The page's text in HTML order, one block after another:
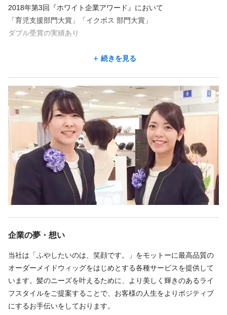
2018年第3回『ホワイト企業アワード』において
「育児支援部門大賞」「イクボス 部門大賞」
ダブル受賞の実績あり
●お客様としっかり向き合える環境です！
イルに
合わせたヘアアレンジまでウィッグでご提案。
ウィッグで笑顔をふやすお仕事です。
【感染症対策】
当社では出勤前の検温の徹底、
店舗には手指消毒液の完備、マスク着用での
接客など感染予防に取り組んでいます。
リモートによる研修制度も導入し、
安心してスキルアップしていける環境を
続きを見る
企業の夢・想い
当社は「ふやしたいのは、笑顔です。」をモットーに最高品質の
オーダーメイドウィッグをはじめとする各種サービスを提供して
います。髪のニーズを叶えるために、より美しく輝きのあるライ
フスタイルをご提案することで、お客様の人生をよりポジティブ
にするお手伝いをしております。